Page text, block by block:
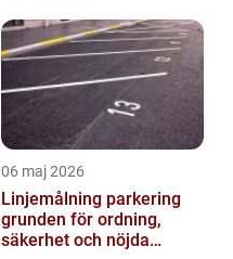
06 maj 2026
Linjemålning parkering
grunden för ordning,
säkerhet och nöjda